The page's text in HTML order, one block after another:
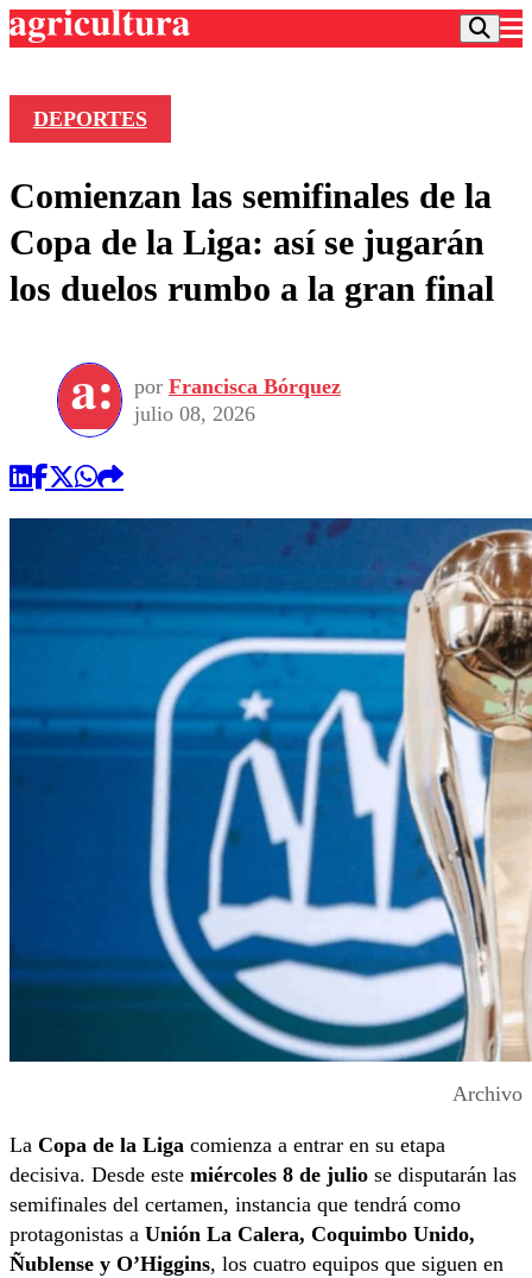
Frecuencias
Agricultura TV
Deportes
Colo Colo
Seleccion Chilena
Torneo Internacional
Universidad de Chile
Entretención
Economía
Internacional
Sustentabilidad
Publicaciones en medios
Opinión
DEPORTES
Comienzan las semifinales de la
Copa de la Liga: así se jugarán
los duelos rumbo a la gran final
por Francisca Bórquez
julio 08, 2026
Archivo
La Copa de la Liga comienza a entrar en su etapa
decisiva. Desde este miércoles 8 de julio se disputarán las
semifinales del certamen, instancia que tendrá como
protagonistas a Unión La Calera, Coquimbo Unido,
Ñublense y O’Higgins, los cuatro equipos que siguen en